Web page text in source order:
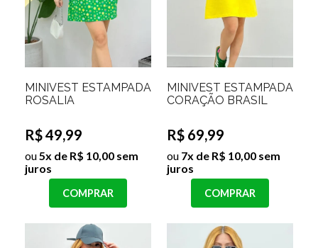
MINIVEST ESTAMPADA
ROSALIA
R$ 49,99
ou 5x de R$ 10,00 sem
juros
COMPRAR
MINIVEST ESTAMPADA
CORAÇÃO BRASIL
R$ 69,99
ou 7x de R$ 10,00 sem
juros
COMPRAR